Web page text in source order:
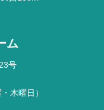
ム
号
木曜日）